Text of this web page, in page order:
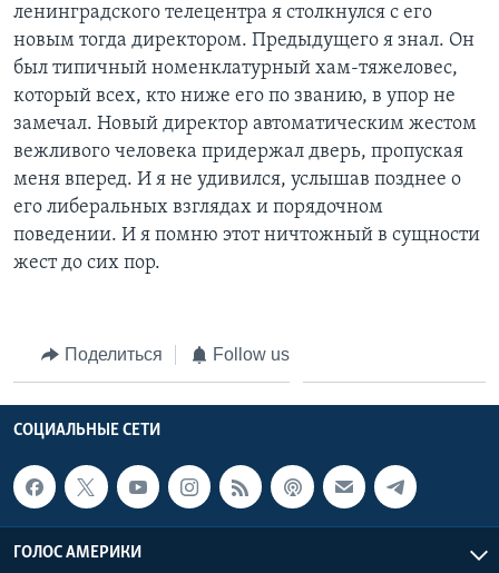
ленинградского телецентра я столкнулся с его
новым тогда директором. Предыдущего я знал. Он
был типичный номенклатурный хам-тяжеловес,
который всех, кто ниже его по званию, в упор не
замечал. Новый директор автоматическим жестом
вежливого человека придержал дверь, пропуская
меня вперед. И я не удивился, услышав позднее о
его либеральных взглядах и порядочном
поведении. И я помню этот ничтожный в сущности
жест до сих пор.
Поделиться Follow us
СОЦИАЛЬНЫЕ СЕТИ
ГОЛОС АМЕРИКИ